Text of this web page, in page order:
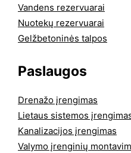
Vandens rezervuarai
Nuotekų rezervuarai
Gelžbetoninės talpos
Paslaugos
Drenažo įrengimas
Lietaus sistemos
Kanalizacijos įrengimas
Valymo įrenginių